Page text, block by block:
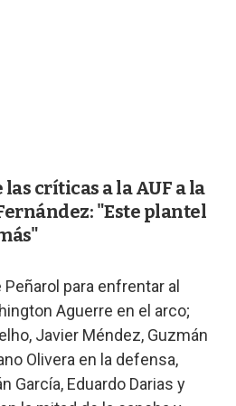
críticas a la AUF a la
"Este plantel
para enfrentar al
Aguerre en el arco;
Javier Méndez, Guzmán
Olivera en la defensa,
García, Eduardo Darias y